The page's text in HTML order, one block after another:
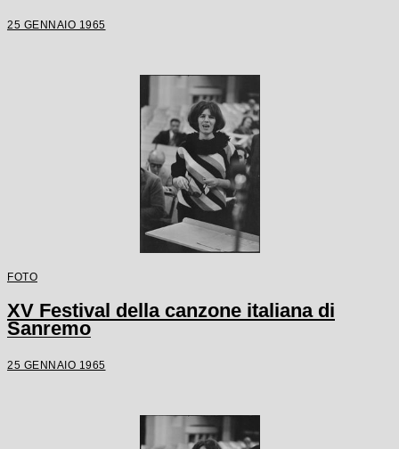
25 GENNAIO 1965
FOTO
XV Festival della canzone italiana di
Sanremo
25 GENNAIO 1965